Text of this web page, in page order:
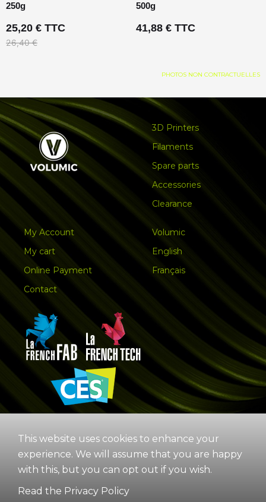
This website uses cookies to enhance your
experience. We will assume that you are happy
with this, but you can opt out if you wish.
Read the Privacy Policy
250g
25,20 € TTC
26,40 €
500g
41,88 € TTC
PHOTOS NON CONTRACTUELLES
3D Printers
Filaments
Spare parts
Accessories
Clearance
My Account
My cart
Online Payment
Contact
Volumic
English
Français